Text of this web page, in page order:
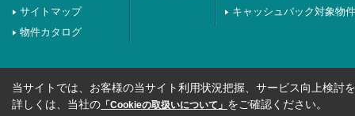
サイトマップ
物件カタログ
キャッシュバック対象物件
当サイトでは、お客様の当サイト利用状況把握、サービス向上検討
詳しくは、当社の 「Cookieの取扱いについて」 をご確認ください。